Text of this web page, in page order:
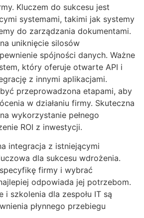
Kluczem do sukcesu jest
systemami, takimi jak systemy
do zarządzania dokumentami.
uniknięcie silosów
spójności danych. Ważne
który oferuje otwarte API i
z innymi aplikacjami.
przeprowadzona etapami, aby
w działaniu firmy. Skuteczna
wykorzystanie pełnego
ROI z inwestycji.
integracja z istniejącymi
dla sukcesu wdrożenia.
firmy i wybrać
odpowiada jej potrzebom.
i szkolenia dla zespołu IT są
płynnego przebiegu